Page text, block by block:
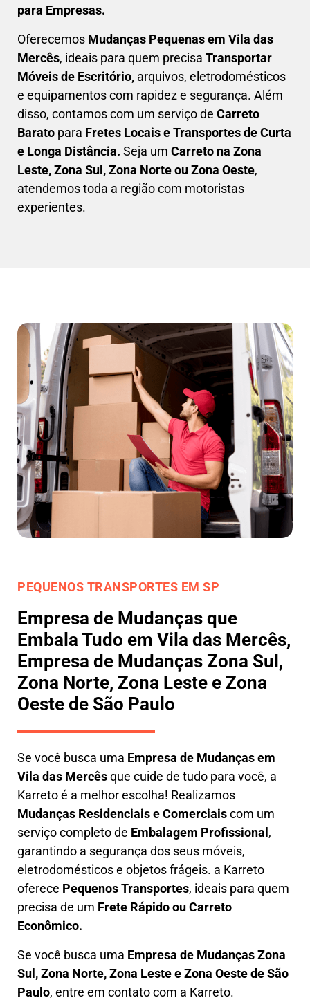
para Empresas.
Oferecemos Mudanças Pequenas em Vila das
Mercês, ideais para quem precisa Transportar
Móveis de Escritório, arquivos, eletrodomésticos
e equipamentos com rapidez e segurança. Além
disso, contamos com um serviço de Carreto
Barato para Fretes Locais e Transportes de Curta
e Longa Distância. Seja um Carreto na Zona
Leste, Zona Sul, Zona Norte ou Zona Oeste,
atendemos toda a região com motoristas
experientes.
PEQUENOS TRANSPORTES EM SP
Empresa de Mudanças que
Embala Tudo em Vila das Mercês,
Empresa de Mudanças Zona Sul,
Zona Norte, Zona Leste e Zona
Oeste de São Paulo
Se você busca uma Empresa de Mudanças em
Vila das Mercêsque cuide de tudo para você, a
Karretoé a melhor escolha! Realizamos
Mudanças Residenciais e Comerciaiscom um
serviço completo de Embalagem Profissional ,
garantindo a segurança dos seus móveis,
eletrodomésticos e objetos frágeis. a Karreto
oferece Pequenos Transportes, ideais para quem
precisa de um Frete Rápido ou Carreto
Econômico.
Se você busca uma Empresa de Mudanças Zona
Sul, Zona Norte, Zona Leste e Zona Oeste de São
Paulo, entre em contato com a Karreto.